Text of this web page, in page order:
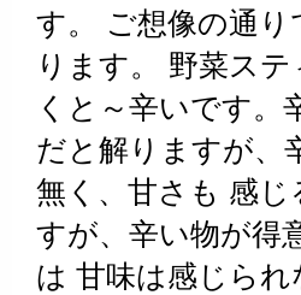
す。 ご想像の通り
ります。 野菜ス
くと～辛いです。
だと解りますが、
無く、甘さも 感じ
すが、辛い物が得
は 甘味は感じら